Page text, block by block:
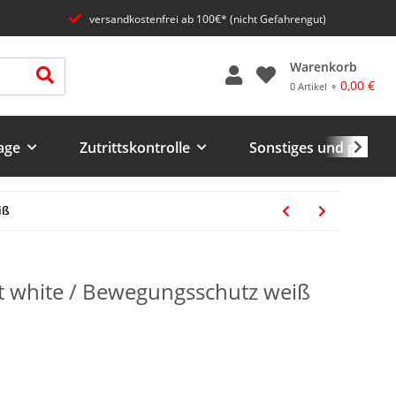
versandkostenfrei ab 100€* (nicht Gefahrengut)
Warenkorb
0 Artikel ⚬ 0,00 €
Zutrittskontrolle Sonstiges und
/ Bewegungsschutz weiß